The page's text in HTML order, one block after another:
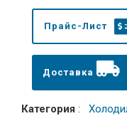
Прайс-Лист
Доставка
Категория :